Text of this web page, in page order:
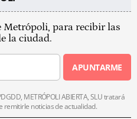
Metrópoli, para recibir las
la ciudad.
APUNTARME
METRÓPOLI ABIERTA, SLU tratará
remitirle noticias de actualidad.